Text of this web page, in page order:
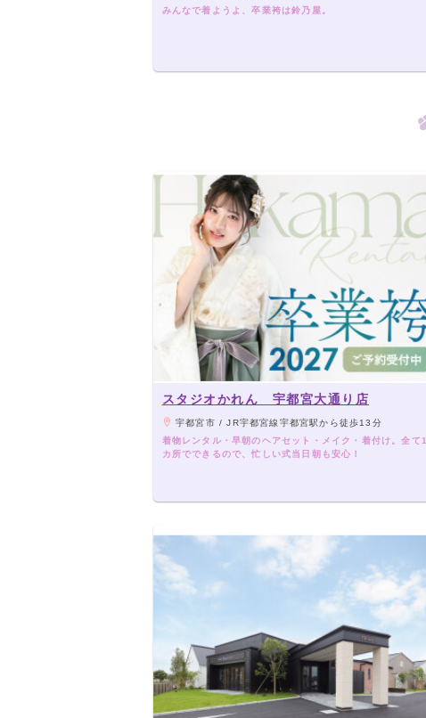
みんなで着ようよ、卒業袴は鈴乃屋。
スタジオかれん 宇都宮大通り店
宇都宮市 / JR宇都宮線宇都宮駅から徒歩13分
着物レンタル・早朝のヘアセット・メイク・着付け。全て1
カ所でできるので、忙しい式当日朝も安心！